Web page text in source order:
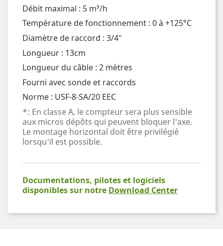
Débit maximal : 5 m³/h
Température de fonctionnement : 0 à +125°C
Diamètre de raccord : 3/4"
Longueur : 13cm
Longueur du câble : 2 mètres
Fourni avec sonde et raccords
Norme : USF-8-SA/20 EEC
*: En classe A, le compteur sera plus sensible
aux micros dépôts qui peuvent bloquer l'axe.
Le montage horizontal doit être privilégié
lorsqu'il est possible.
Documentations, pilotes et logiciels
disponibles sur notre Download Center